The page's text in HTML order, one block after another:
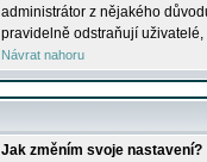
administrátor z nějakého
pravidelně odstraňují
Návrat nahoru
Jak změním svoje nastavení?